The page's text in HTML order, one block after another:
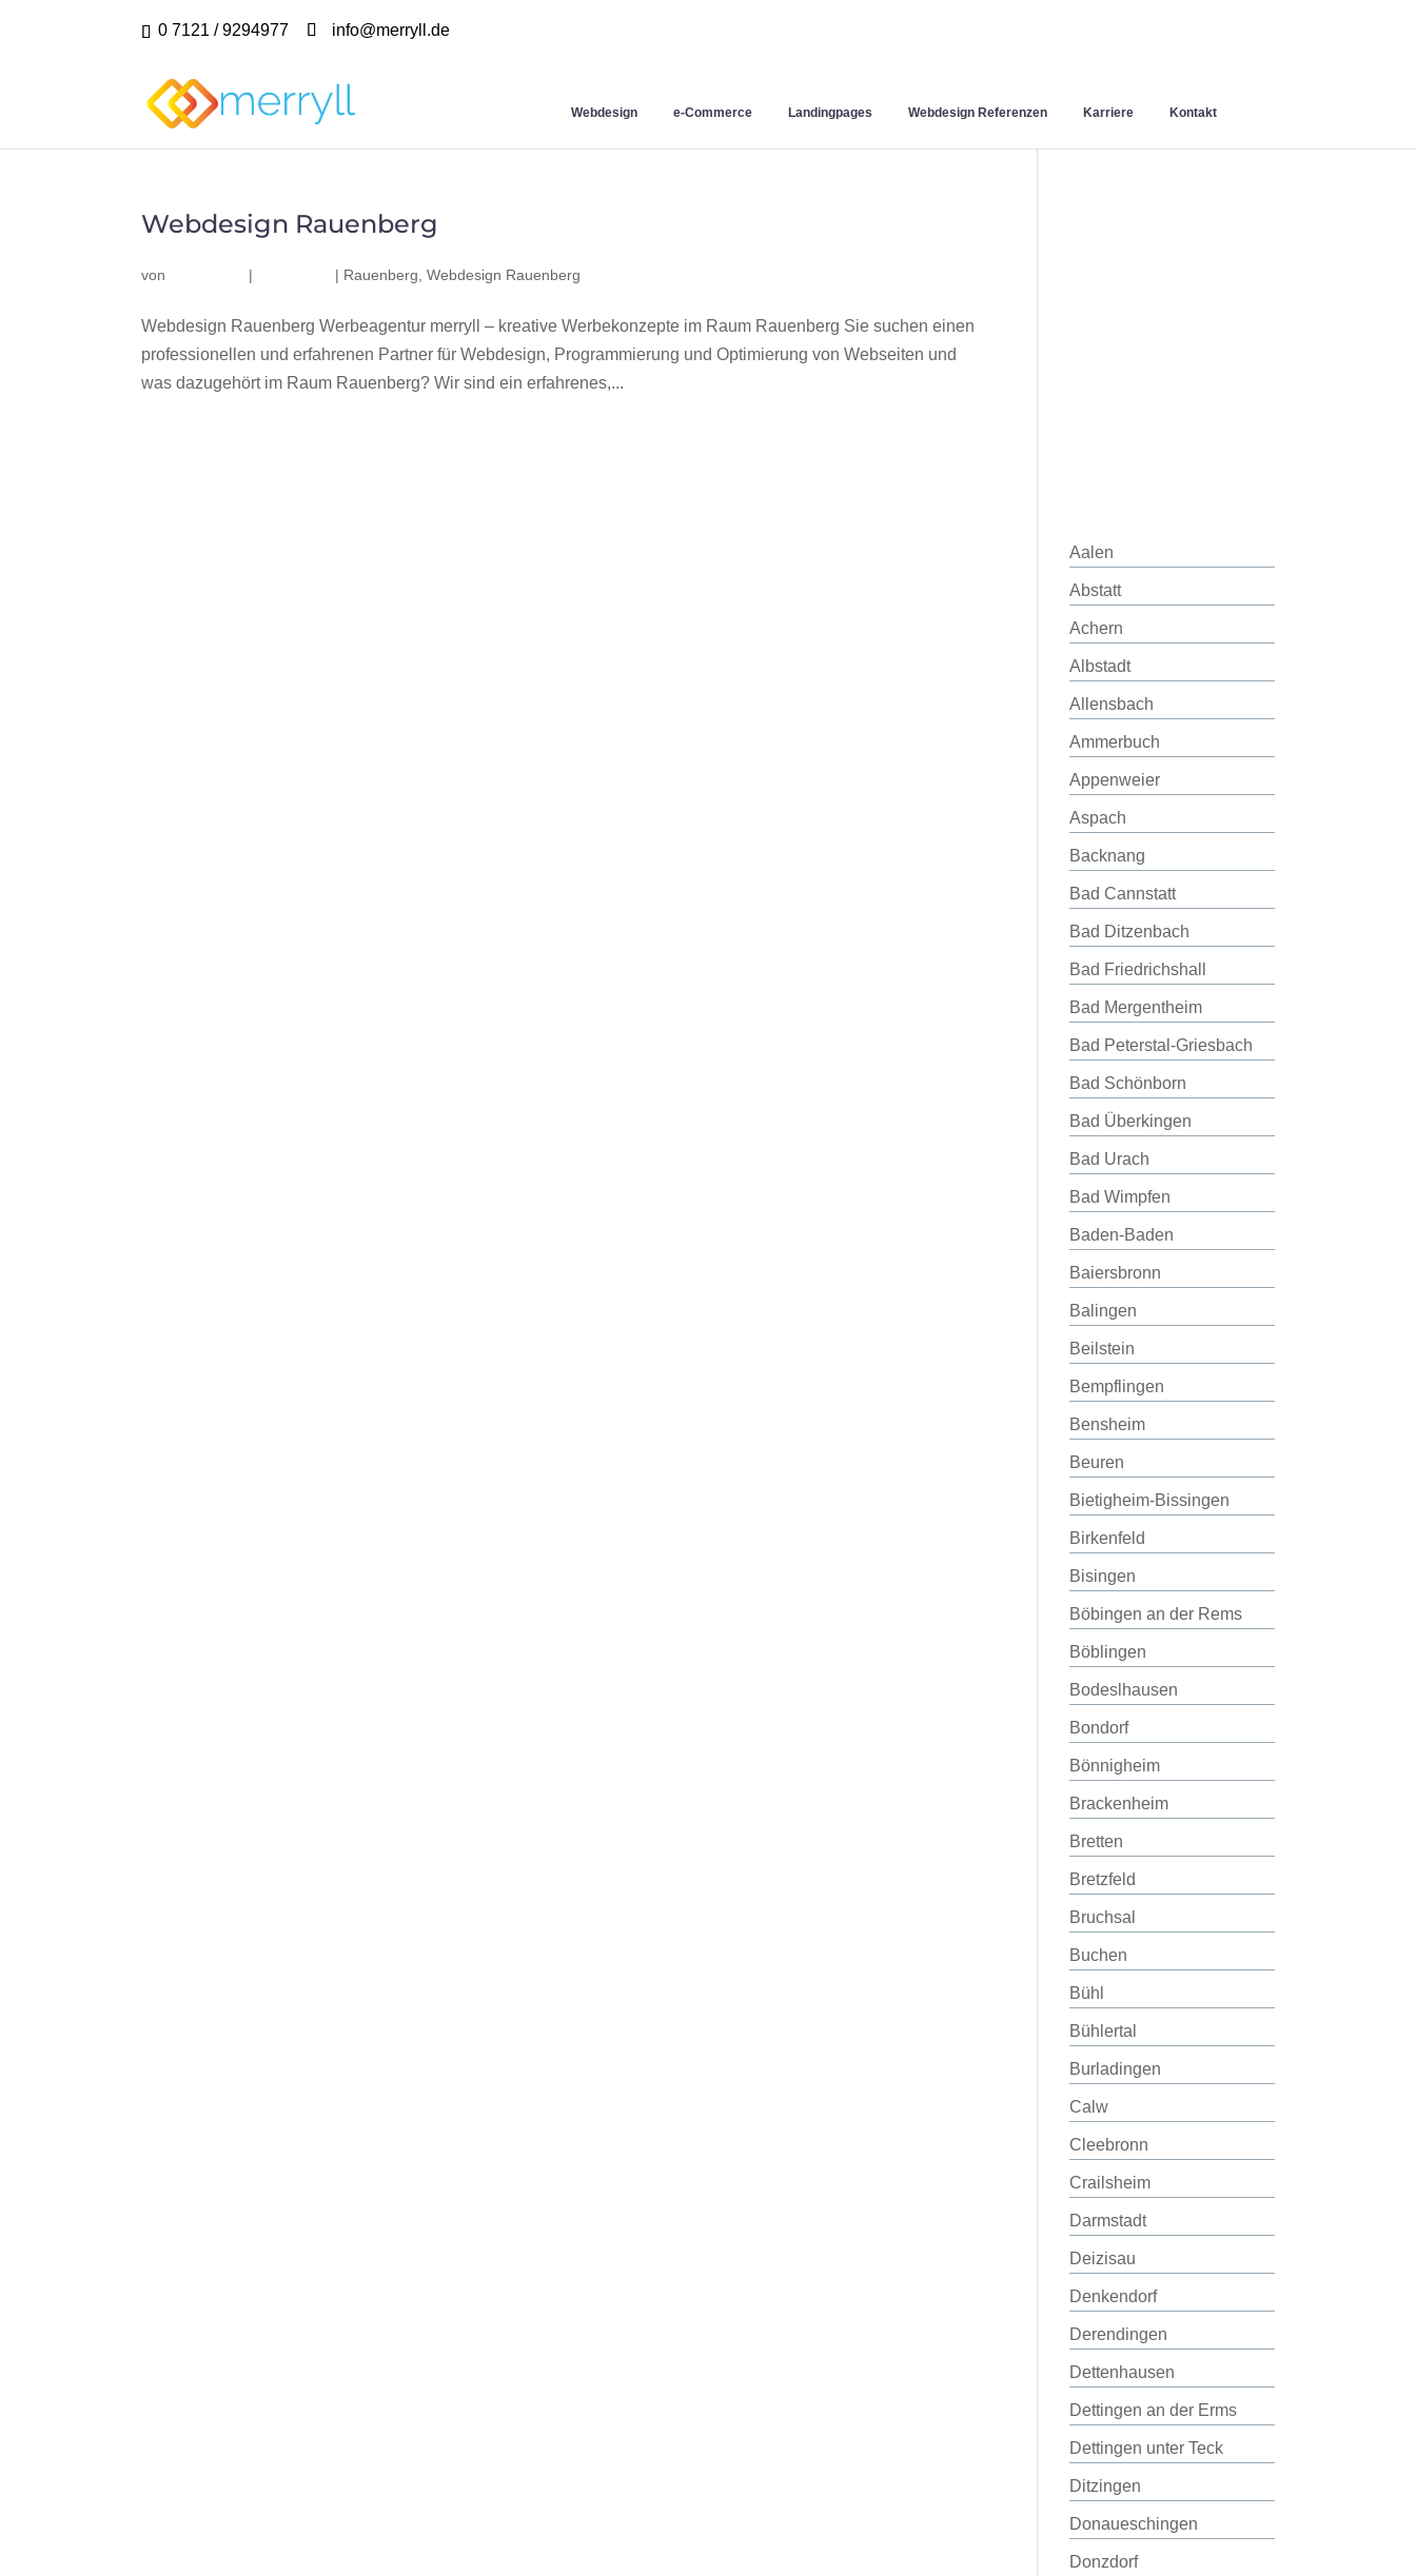
0 7121 / 9294977 info@merryll.de
Webdesign e-Commerce Landingpages Webdesign Referenzen Karriere Kontakt
Webdesign Rauenberg
von | | Rauenberg ,Webdesign Rauenberg
Webdesign Rauenberg Werbeagentur merryll – kreative Werbekonzepte im Raum Rauenberg Sie suchen einen
professionellen und erfahrenen Partner für Webdesign, Programmierung und Optimierung von Webseiten und
was dazugehört im Raum Rauenberg? Wir sind ein erfahrenes,...
Aalen
Abstatt
Achern
Albstadt
Allensbach
Ammerbuch
Appenweier
Aspach
Backnang
Bad Cannstatt
Bad Ditzenbach
Bad Friedrichshall
Bad Mergentheim
Bad Peterstal-Griesbach
Bad Schönborn
Bad Überkingen
Bad Urach
Bad Wimpfen
Baden-Baden
Baiersbronn
Balingen
Beilstein
Bempflingen
Bensheim
Beuren
Bietigheim-Bissingen
Birkenfeld
Bisingen
Böbingen an der Rems
Böblingen
Bodeslhausen
Bondorf
Bönnigheim
Brackenheim
Bretten
Bretzfeld
Bruchsal
Buchen
Bühl
Bühlertal
Burladingen
Calw
Cleebronn
Crailsheim
Darmstadt
Deizisau
Denkendorf
Derendingen
Dettenhausen
Dettingen an der Erms
Dettingen unter Teck
Ditzingen
Donaueschingen
Donzdorf